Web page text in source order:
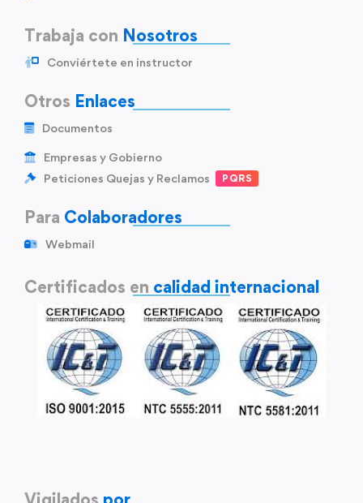
Trabaja con Nosotros
Conviértete en instructor
Otros Enlaces
Documentos
Empresas y Gobierno
Peticiones Quejas y Reclamos
PQRS
Para Colaboradores
Webmail
Certificados en calidad internacional